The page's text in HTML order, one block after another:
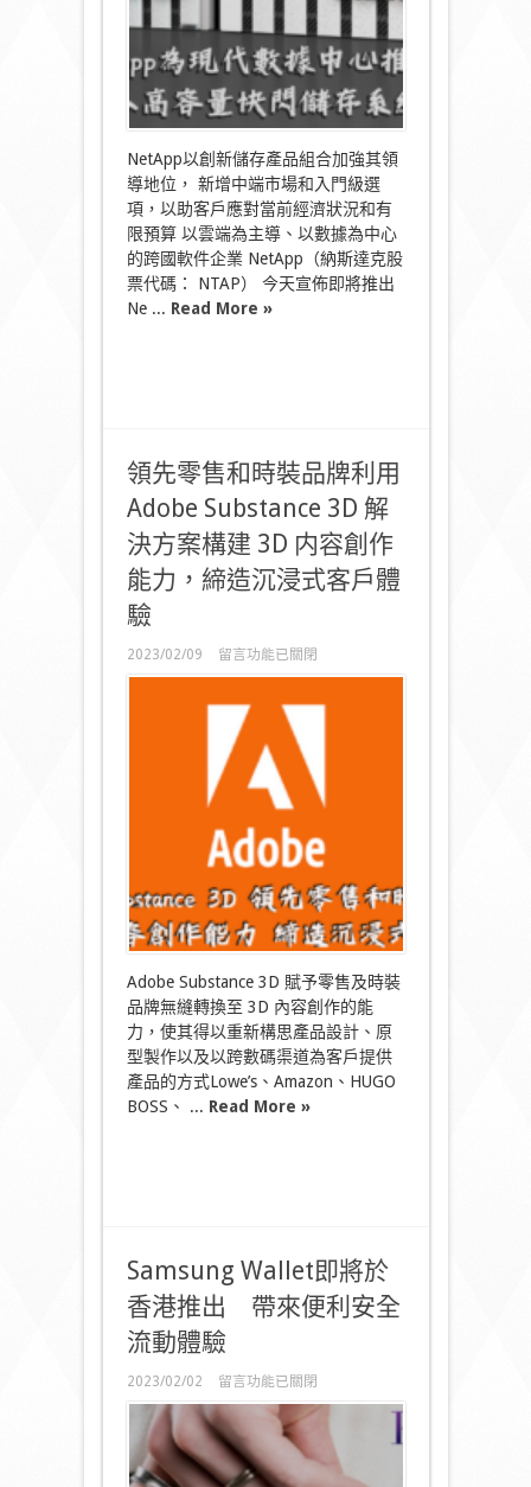
心
推
出
低
成
本
高
容
量
快
閃
儲
存
系
統
NetApp以創新儲存產品組合加強其領
導地位， 新增中端市場和入門級選
項，以助客戶應對當前經濟狀況和有
限預算 以雲端為主導、以數據為中心
的跨國軟件企業 NetApp（納斯達克股
票代碼： NTAP） 今天宣佈即將推出
Ne ... Read More »
領先零售和時裝品牌利用
Adobe Substance 3D 解
決方案構建 3D 内容創作
能力，締造沉浸式客戶體
驗
2023/02/09
在
〈領
和
時
裝
牌
利
Adobe
Substance
3D
解
方
案
構
建
3D
内
容
浸
式
客
體
中
留言功能已關閉
Adobe Substance 3D 賦予零售及時裝
品牌無縫轉換至 3D 內容創作的能
力，使其得以重新構思產品設計、原
型製作以及以跨數碼渠道為客戶提供
產品的方式Lowe’s、Amazon、HUGO
BOSS、 ... Read More »
Samsung Wallet即將於
香港推出 帶來便利安全
流動體驗
2023/02/02
在
〈Samsung
Wallet
即
將
於
留言功能已關閉